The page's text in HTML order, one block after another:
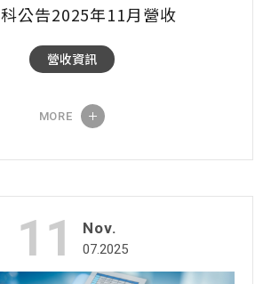
公告2025年11月營收
營收資訊
MORE
11 Nov.
07.2025